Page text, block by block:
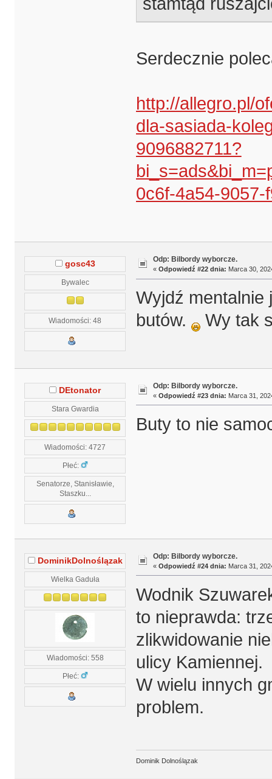
stamtąd
Serdecznie
http://allegro.pl/
dla-sasiada-
9096882711?
0c6f-4a54-9057-
gosc43
Bywalec
Wiadomości: 48
Odp: Bilbordy wyborcze.
« Odpowiedź #22 dnia: Marca 30,
Wyjdź mentalnie
butów.
Wy tak
DEtonator
Stara Gwardia
Wiadomości: 4727
Płeć:
Senatorze, Stanisławie,
Staszku...
Odp: Bilbordy wyborcze.
« Odpowiedź #23 dnia: Marca 31,
Buty to nie
DominikDolnoślązak
Wielka Gaduła
Wiadomości: 558
Płeć:
Odp: Bilbordy wyborcze.
« Odpowiedź #24 dnia: Marca 31,
Wodnik
to nieprawda:
zlikwidowanie
ulicy Kamiennej.
W wielu innych
problem.
Dominik Dolnoślązak